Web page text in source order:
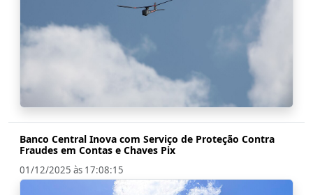
Banco Central Inova com Serviço de Proteção Contra
Fraudes em Contas e Chaves Pix
01/12/2025 às 17:08:15